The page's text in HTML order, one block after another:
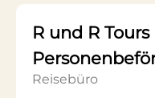
R und R Tours
Reisebüro